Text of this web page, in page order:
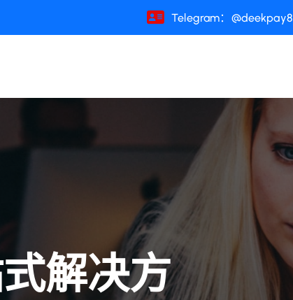
Telegram：@deekpay8
解决方